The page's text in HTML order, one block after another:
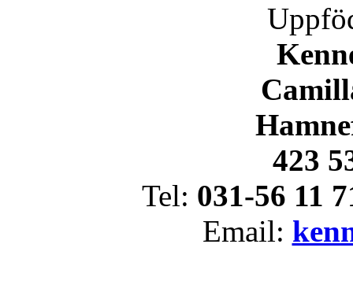
423
Tel: 031-56 11
Email: